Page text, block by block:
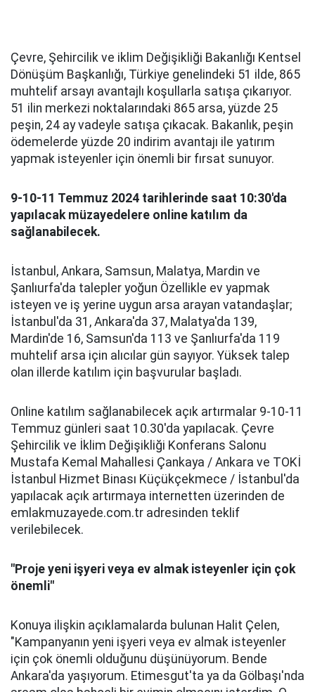
Çevre, Şehircilik ve iklim Değişikliği Bakanlığı Kentsel
Dönüşüm Başkanlığı, Türkiye genelindeki 51 ilde, 865
muhtelif arsayı avantajlı koşullarla satışa çıkarıyor.
51 ilin merkezi noktalarındaki 865 arsa, yüzde 25
peşin, 24 ay vadeyle satışa çıkacak. Bakanlık, peşin
ödemelerde yüzde 20 indirim avantajı ile yatırım
yapmak isteyenler için önemli bir fırsat sunuyor.
9-10-11 Temmuz 2024 tarihlerinde saat 10:30'da
yapılacak müzayedelere online katılım da
sağlanabilecek.
İstanbul, Ankara, Samsun, Malatya, Mardin ve
Şanlıurfa'da talepler yoğun Özellikle ev yapmak
isteyen ve iş yerine uygun arsa arayan vatandaşlar;
İstanbul'da 31, Ankara'da 37, Malatya'da 139,
Mardin'de 16, Samsun'da 113 ve Şanlıurfa'da 119
muhtelif arsa için alıcılar gün sayıyor. Yüksek talep
olan illerde katılım için başvurular başladı.
Online katılım sağlanabilecek açık artırmalar 9-10-11
Temmuz günleri saat 10.30'da yapılacak. Çevre
Şehircilik ve İklim Değişikliği Konferans Salonu
Mustafa Kemal Mahallesi Çankaya / Ankara ve TOKİ
İstanbul Hizmet Binası Küçükçekmece / İstanbul'da
yapılacak açık artırmaya internetten üzerinden de
emlakmuzayede.com.tr adresinden teklif
verilebilecek.
"Proje yeni işyeri veya ev almak isteyenler için çok
önemli"
Konuya ilişkin açıklamalarda bulunan Halit Çelen,
"Kampanyanın yeni işyeri veya ev almak isteyenler
için çok önemli olduğunu düşünüyorum. Bende
Ankara'da yaşıyorum. Etimesgut'ta ya da Gölbaşı'nda